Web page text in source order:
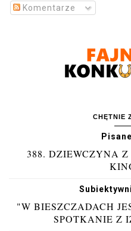
Komentarze
CHĘTNIE
388. DZIEWCZYNA
"W BIESZCZADACH
SPOTKANIE Z